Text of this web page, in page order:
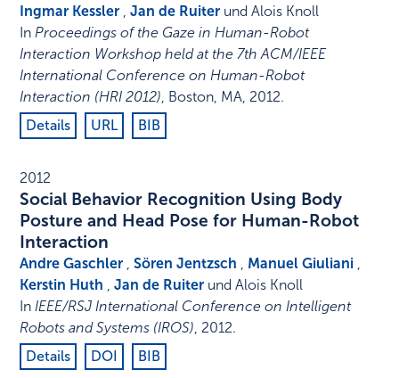
Ingmar Kessler ,Jan de Ruiter und Alois Knoll
InProceedings of the Gaze in Human-Robot
Interaction Workshop held at the 7th ACM/IEEE
International Conference on Human-Robot
Interaction (HRI 2012), Boston, MA, 2012.
Details
URL BIB
2012
Social Behavior Recognition Using Body
Posture and Head Pose for Human-Robot
Interaction
Andre Gaschler ,Sören Jentzsch , Manuel Giuliani ,
Kerstin Huth ,Jan de Ruiter und Alois Knoll
InIEEE/RSJ International Conference on Intelligent
Robots and Systems (IROS), 2012.
Details
DOI BIB